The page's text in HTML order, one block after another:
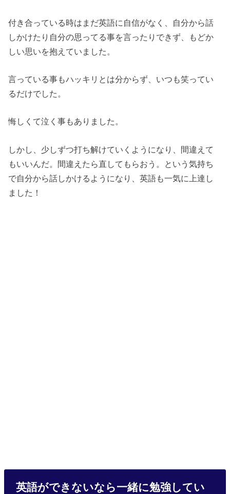
付き合っている時はまだ英語に自信がなく、自分から話
しかけたり自分の思ってる事を言ったりできず、もどか
しい思いを抱えていました。
言っている事もハッキリとは分からず、いつも笑ってい
るだけでした。
悔しくて泣く事もありました。
しかし、少しずつ打ち解けていくようになり、間違えて
もいいんだ。間違えたら直してもらおう。という気持ち
で自分から話しかけるようになり、英語も一気に上達し
ました！
英語ができないなら一緒に勉強してい